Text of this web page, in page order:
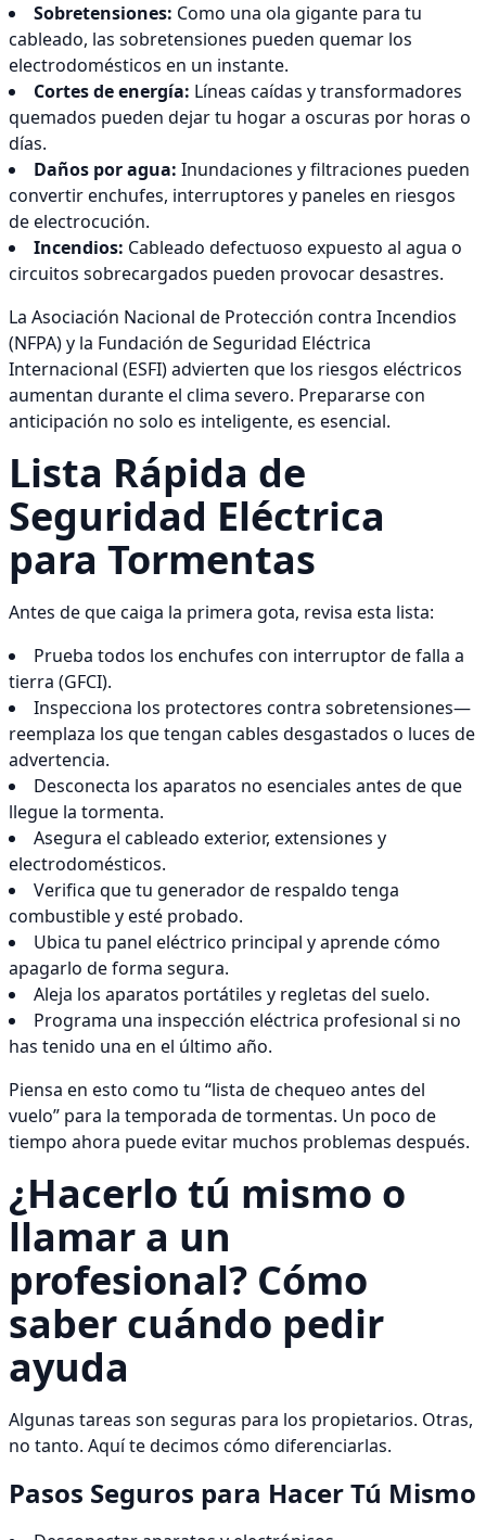
Sobretensiones: Como una ola gigante para tu
cableado, las sobretensiones pueden quemar los
electrodomésticos en un instante.
Cortes de energía: Líneas caídas y transformadores
quemados pueden dejar tu hogar a oscuras por horas o
días.
Daños por agua: Inundaciones y filtraciones pueden
convertir enchufes, interruptores y paneles en riesgos
de electrocución.
Incendios: Cableado defectuoso expuesto al agua o
circuitos sobrecargados pueden provocar desastres.
La Asociación Nacional de Protección contra Incendios
(NFPA) y la Fundación de Seguridad Eléctrica
Internacional (ESFI) advierten que los riesgos eléctricos
aumentan durante el clima severo. Prepararse con
anticipación no solo es inteligente, es esencial.
Lista Rápida de
Seguridad Eléctrica
para Tormentas
Antes de que caiga la primera gota, revisa esta lista:
Prueba todos los enchufes con interruptor de falla a
tierra (GFCI).
Inspecciona los protectores contra sobretensiones—
reemplaza los que tengan cables desgastados o luces de
advertencia.
Desconecta los aparatos no esenciales antes de que
llegue la tormenta.
Asegura el cableado exterior, extensiones y
electrodomésticos.
Verifica que tu generador de respaldo tenga
combustible y esté probado.
Ubica tu panel eléctrico principal y aprende cómo
apagarlo de forma segura.
Aleja los aparatos portátiles y regletas del suelo.
Programa una inspección eléctrica profesional si no
has tenido una en el último año.
Piensa en esto como tu “lista de chequeo antes del
vuelo” para la temporada de tormentas. Un poco de
tiempo ahora puede evitar muchos problemas después.
¿Hacerlo tú mismo o
llamar a un
profesional? Cómo
saber cuándo pedir
ayuda
Algunas tareas son seguras para los propietarios. Otras,
no tanto. Aquí te decimos cómo diferenciarlas.
Pasos Seguros para Hacer Tú Mismo